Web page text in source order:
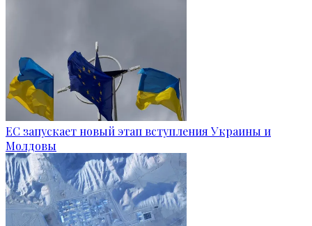
ЕС запускает новый этап вступления Украины и
Молдовы